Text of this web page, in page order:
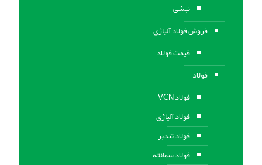
نبشی
فروش فولاد آلیاژی
قیمت فولاد
فولاد
فولاد VCN
فولاد آلیاژی
فولاد تندبر
فولاد سمانته